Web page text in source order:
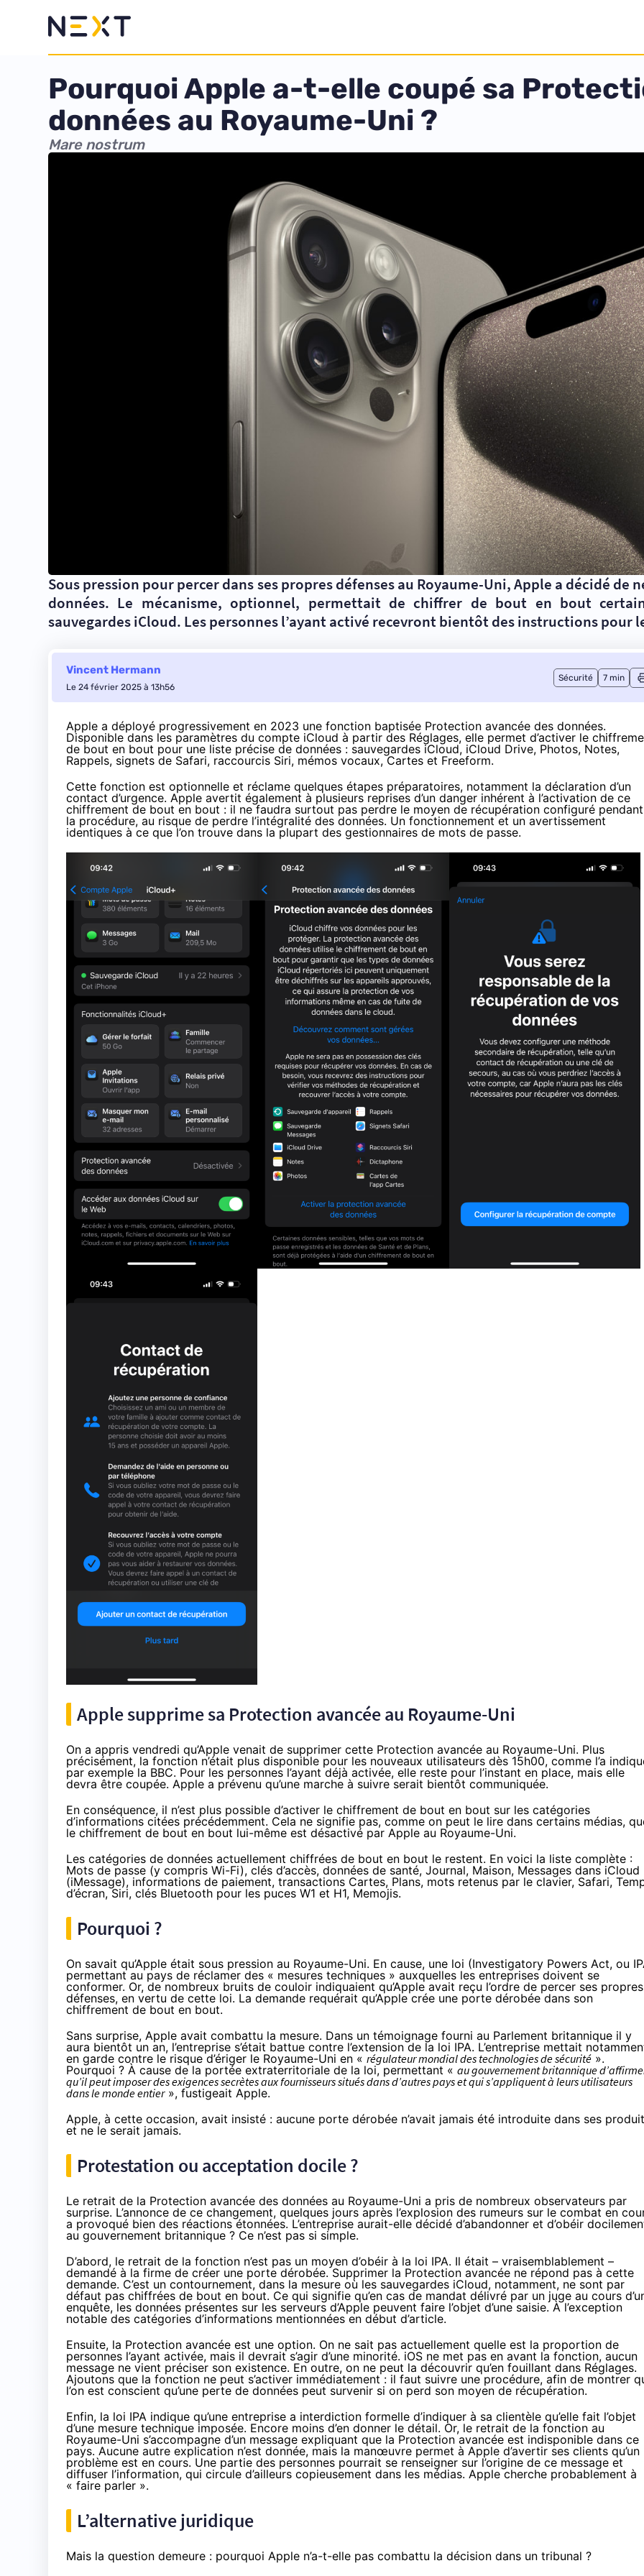
Pourquoi Apple a-t-elle coupé sa
données au Royaume-Uni ?
Mare nostrum
Sous pression pour percer dans ses propres défenses au Royaume-Uni, Apple a décidé de
données. Le mécanisme, optionnel, permettait de chiffrer de bout en bout
sauvegardes iCloud. Les personnes l’ayant activé recevront bientôt des instructions pour
Vincent Hermann
Le 24 février 2025 à 13h56
Sécurité 7 min
Apple a déployé progressivement en 2023 une fonction baptisée Protection avancée des données.
Disponible dans les paramètres du compte iCloud à partir des Réglages, elle permet d’activer le
de bout en bout pour une liste précise de données : sauvegardes iCloud, iCloud Drive, Photos, Notes,
Rappels, signets de Safari, raccourcis Siri, mémos vocaux, Cartes et Freeform.
Cette fonction est optionnelle et réclame quelques étapes préparatoires, notamment la déclaration d’un
contact d’urgence. Apple avertit également à plusieurs reprises d’un danger inhérent à l’activation de ce
chiffrement de bout en bout : il ne faudra surtout pas perdre le moyen de récupération configuré pendant
la procédure, au risque de perdre l’intégralité des données. Un fonctionnement et un avertissement
identiques à ce que l’on trouve dans la plupart des gestionnaires de mots de passe.
Apple supprime sa Protection avancée au Royaume-Uni
On a appris vendredi qu’Apple venait de supprimer cette Protection avancée au Royaume-Uni. Plus
précisément, la fonction n’était plus disponible pour les nouveaux utilisateurs dès 15h00, comme l’a
par exemple la BBC. Pour les personnes l’ayant déjà activée, elle reste pour l’instant en place, mais elle
devra être coupée. Apple a prévenu qu’une marche à suivre serait bientôt communiquée.
En conséquence, il n’est plus possible d’activer le chiffrement de bout en bout sur les catégories
d’informations citées précédemment. Cela ne signifie pas, comme on peut le lire dans certains médias,
le chiffrement de bout en bout lui-même est désactivé par Apple au Royaume-Uni.
Les catégories de données actuellement chiffrées de bout en bout le restent. En voici la liste complète :
Mots de passe (y compris Wi-Fi), clés d’accès, données de santé, Journal, Maison, Messages dans iCloud
(iMessage), informations de paiement, transactions Cartes, Plans, mots retenus par le clavier, Safari,
d’écran, Siri, clés Bluetooth pour les puces W1 et H1, Memojis.
Pourquoi ?
On savait qu’Apple était sous pression au Royaume-Uni. En cause, une loi (Investigatory Powers Act, ou
permettant au pays de réclamer des « mesures techniques » auxquelles les entreprises doivent se
conformer. Or, de nombreux bruits de couloir indiquaient qu’Apple avait reçu l’ordre de percer ses propres
défenses, en vertu de cette loi. La demande requérait qu’Apple crée une porte dérobée dans son
chiffrement de bout en bout.
Sans surprise, Apple avait combattu la mesure. Dans un témoignage fourni au Parlement britannique il y
aura bientôt un an, l’entreprise s’était battue contre l’extension de la loi IPA. L’entreprise mettait
en garde contre le risque d’ériger le Royaume-Uni en « régulateur mondial des technologies de sécurité ».
Pourquoi ? À cause de la portée extraterritoriale de la loi, permettant « au gouvernement britannique
qu’il peut imposer des exigences secrètes aux fournisseurs situés dans d’autres pays et qui s’appliquent à leurs utilisateurs
dans le monde entier», fustigeait Apple.
Apple, à cette occasion, avait insisté : aucune porte dérobée n’avait jamais été introduite dans ses
et ne le serait jamais.
Protestation ou acceptation docile ?
Le retrait de la Protection avancée des données au Royaume-Uni a pris de nombreux observateurs par
surprise. L’annonce de ce changement, quelques jours après l’explosion des rumeurs sur le combat en
a provoqué bien des réactions étonnées. L’entreprise aurait-elle décidé d’abandonner et d’obéir
au gouvernement britannique ? Ce n’est pas si simple.
D’abord, le retrait de la fonction n’est pas un moyen d’obéir à la loi IPA. Il était – vraisemblablement –
demandé à la firme de créer une porte dérobée. Supprimer la Protection avancée ne répond pas à cette
demande. C’est un contournement, dans la mesure où les sauvegardes iCloud, notamment, ne sont par
défaut pas chiffrées de bout en bout. Ce qui signifie qu’en cas de mandat délivré par un juge au cours
enquête, les données présentes sur les serveurs d’Apple peuvent faire l’objet d’une saisie. À l’exception
notable des catégories d’informations mentionnées en début d’article.
Ensuite, la Protection avancée est une option. On ne sait pas actuellement quelle est la proportion de
personnes l’ayant activée, mais il devrait s’agir d’une minorité. iOS ne met pas en avant la fonction, aucun
message ne vient préciser son existence. En outre, on ne peut la découvrir qu’en fouillant dans Réglages.
Ajoutons que la fonction ne peut s’activer immédiatement : il faut suivre une procédure, afin de montrer
l’on est conscient qu’une perte de données peut survenir si on perd son moyen de récupération.
Enfin, la loi IPA indique qu’une entreprise a interdiction formelle d’indiquer à sa clientèle qu’elle fait l’objet
d’une mesure technique imposée. Encore moins d’en donner le détail. Or, le retrait de la fonction au
Royaume-Uni s’accompagne d’un message expliquant que la Protection avancée est indisponible dans ce
pays. Aucune autre explication n’est donnée, mais la manœuvre permet à Apple d’avertir ses clients qu’un
problème est en cours. Une partie des personnes pourrait se renseigner sur l’origine de ce message et
diffuser l’information, qui circule d’ailleurs copieusement dans les médias. Apple cherche probablement à
« faire parler ».
L’alternative juridique
Mais la question demeure : pourquoi Apple n’a-t-elle pas combattu la décision dans un tribunal ?